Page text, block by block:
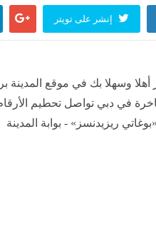
إنشر على تويتر
أهلا وسهلا بك في موقع المدينة
في دبي تواصل تحطيم
ريزيدنسز» - بوابة المدينة